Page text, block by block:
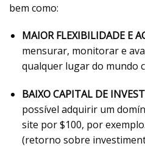
bem como:
MAIOR FLEXIBILIDADE E
mensurar, monitorar e
qualquer lugar do mundo
BAIXO CAPITAL DE
possível adquirir um
site por $100, por
(retorno sobre